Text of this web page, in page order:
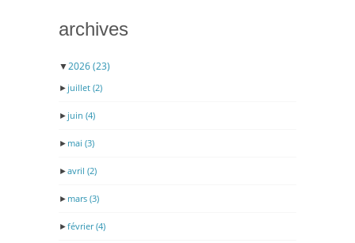
archives
▼2026(23)
► juillet (2)
► juin (4)
► mai (3)
►avril (2)
► mars (3)
►février(4)